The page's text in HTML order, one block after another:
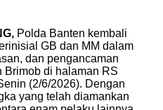
Polda Banten kembali
GB dan MM dalam
dan pengancaman
Brimob di halaman RS
(2/6/2026). Dengan
yang telah diamankan